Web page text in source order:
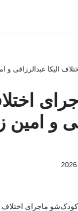
الیکا عبدالرزاقی و
و امین
کودک‌شو ماجرای اختلاف